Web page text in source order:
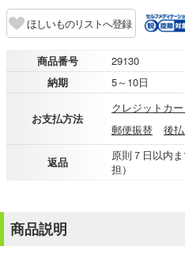
ほしいものリストへ登録
商品番号
29130
納期
5～10日
お支払方法
クレジットカ
郵便振替
後
返品
原則７日以内
担）
商品説明